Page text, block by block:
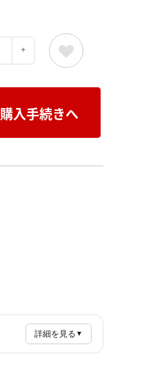
購入手続きへ
詳細を見る ▼